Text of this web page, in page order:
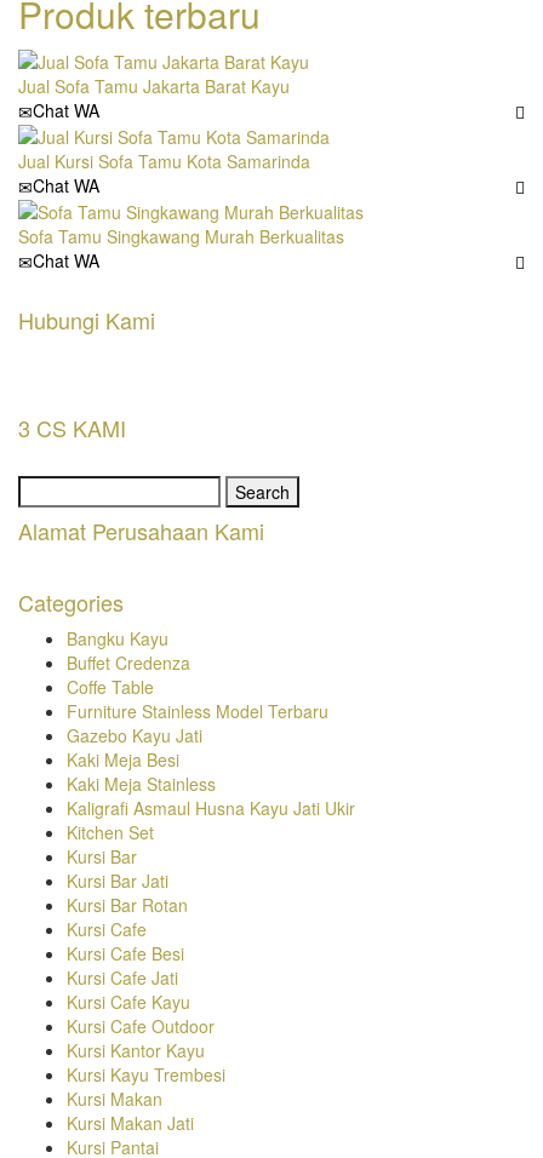
Produk terbaru
Jual Sofa Tamu Jakarta Barat Kayu
Chat WA
Jual Kursi Sofa Tamu Kota Samarinda
Chat WA
Sofa Tamu Singkawang Murah Berkualitas
Chat WA
Hubungi Kami
3 CS KAMI
for:
Alamat Perusahaan Kami
Categories
Bangku Kayu
Buffet Credenza
Coffe Table
Furniture Stainless Model Terbaru
Gazebo Kayu Jati
Kaki Meja Besi
Kaki Meja Stainless
Kaligrafi Asmaul Husna Kayu Jati Ukir
Kitchen Set
Kursi Bar
Kursi Bar Jati
Kursi Bar Rotan
Kursi Cafe
Kursi Cafe Besi
Kursi Cafe Jati
Kursi Cafe Kayu
Kursi Cafe Outdoor
Kursi Kantor Kayu
Kursi Kayu Trembesi
Kursi Makan
Kursi Makan Jati
Kursi Pantai